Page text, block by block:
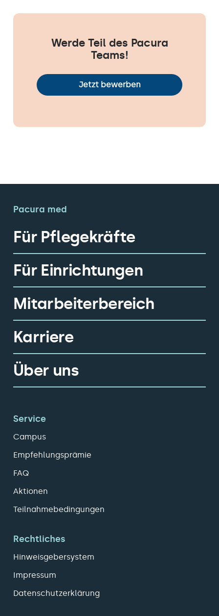
Werde Teil des Pacura
Teams!
Jetzt bewerben
Pacura med
Für Pflegekräfte
Für Einrichtungen
Mitarbeiterbereich
Karriere
Über uns
Service
Campus
Empfehlungsprämie
FAQ
Aktionen
Teilnahmebedingungen
Rechtliches
Hinweisgebersystem
Impressum
Datenschutzerklärung